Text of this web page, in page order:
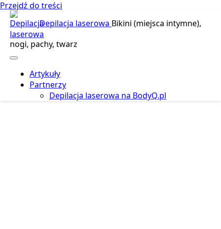
Przejdź do treści
Depilacja laserowa Bikini (miejsca intymne),
nogi, pachy, twarz
Artykuły
Partnerzy
Depilacja laserowa na BodyQ.pl